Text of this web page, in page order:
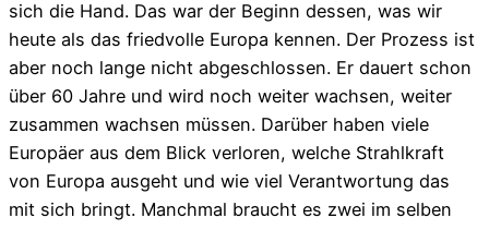
sich die Hand. Das war der Beginn dessen, was wir
heute als das friedvolle Europa kennen. Der Prozess ist
aber noch lange nicht abgeschlossen. Er dauert schon
über 60 Jahre und wird noch weiter wachsen, weiter
zusammen wachsen müssen. Darüber haben viele
Europäer aus dem Blick verloren, welche Strahlkraft
von Europa ausgeht und wie viel Verantwortung das
mit sich bringt. Manchmal braucht es zwei im selben